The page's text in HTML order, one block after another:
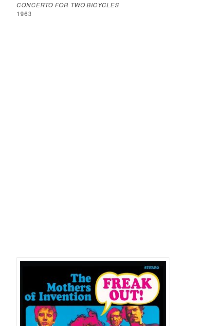
CONCERTO FOR TWO BICYCLES
1963